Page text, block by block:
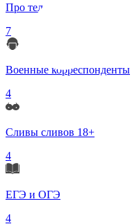
Про телеграмм
7
Военные корреспонденты
4
Сливы сливов 18+
4
ЕГЭ и ОГЭ
4